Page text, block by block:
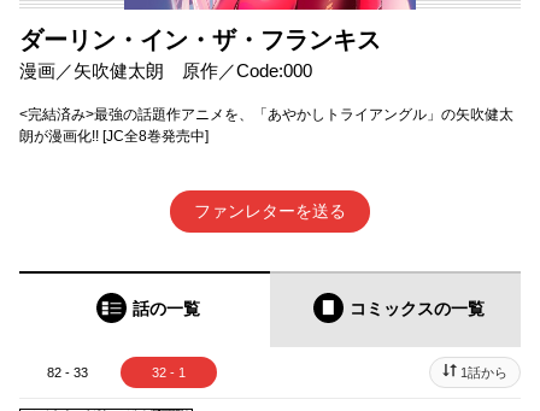
ダーリン・イン・ザ・フランキス
漫画／矢吹健太朗 原作／Code:000
<完結済み>最強の話題作アニメを、「あやかしトライアングル」の矢吹健太
朗が漫画化!! [JC全8巻発売中]
ファンレターを送る
話の一覧 コミックスの一覧
82 - 33 32 - 1 1話から